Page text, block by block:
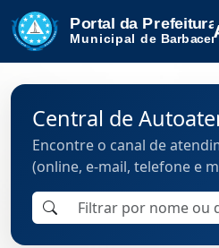
Central de
Encontre o canal de
(online, e-mail, telefone e